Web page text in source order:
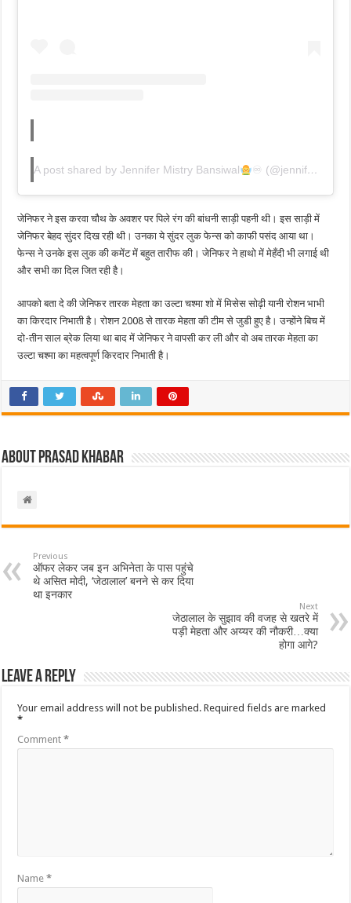
A post shared by Jennifer Mistry Bansiwal ♾ (@jennifer_mistry_bansiwal)
जेनिफर ने इस करवा चौथ के अवशर पर पिले रंग की बांधनी साड़ी पहनी थी। इस साड़ी में
जेनिफर बेहद सुंदर दिख रही थी। उनका ये सुंदर लुक फेन्स को काफी पसंद आया था।
फेन्स ने उनके इस लुक की कमेंट में बहुत तारीफ की। जेनिफर ने हाथो में मेहँदी भी लगाई थी
और सभी का दिल जित रही है।
आपको बता दे की जेनिफर तारक मेहता का उल्टा चश्मा शो में मिसेस सोढ़ी यानी रोशन भाभी
का किरदार निभाती है। रोशन 2008 से तारक मेहता की टीम से जुडी हुए है। उन्होंने बिच में
दो-तीन साल ब्रेक लिया था बाद में जेनिफर ने वापसी कर ली और वो अब तारक मेहता का
उल्टा चश्मा का महत्वपूर्ण किरदार निभाती है।
About Prasad Khabar
Previous
ऑफर लेकर जब इन अभिनेता के पास पहुंचे
थे असित मोदी, ‘जेठालाल’ बनने से कर दिया
था इनकार
Next
जेठालाल के सुझाव की वजह से खतरे में
पड़ी मेहता और अय्यर की नौकरी…क्या
होगा आगे?
Leave a Reply
Your email address will not be published. Required fields are marked
*
Comment*
Name*